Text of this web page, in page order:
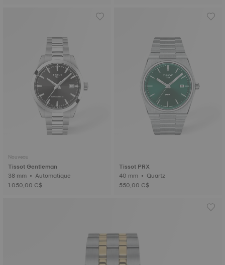
Nouveau
Tissot Gentleman
38 mm • Automatique
1.050,00 C$
Tissot PRX
40 mm • Quartz
550,00 C$